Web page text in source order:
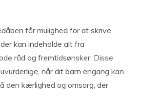
får mulighed for at skrive
kan indeholde alt fra
råd og fremtidsønsker. Disse
når dit barn engang kan
den kærlighed og omsorg, der